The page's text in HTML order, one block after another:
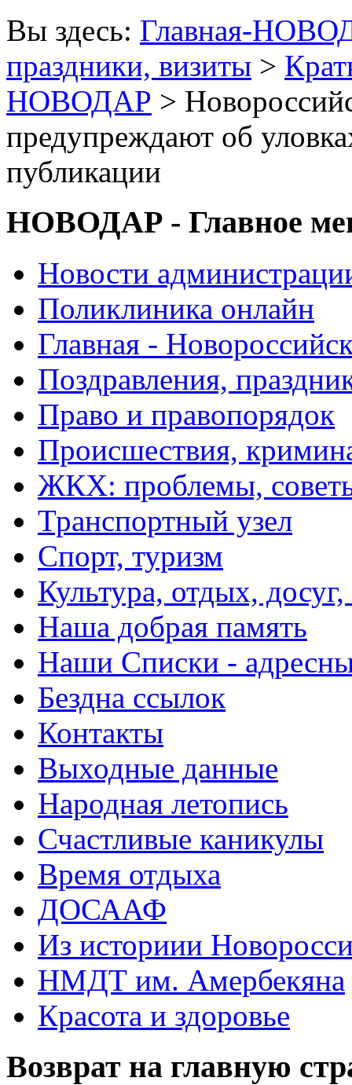
Вы здесь: Главная-
праздники, визиты >
НОВОДАР >
предупреждают об
публикации
НОВОДАР - Главное
Новости
Поликлиника онлайн
Главная -
Поздравления,
Право и правопорядок
Происшествия,
ЖКХ: проблемы,
Транспортный узел
Спорт, туризм
Культура, отдых,
Наша добрая память
Наши Списки -
Бездна ссылок
Контакты
Выходные данные
Народная летопись
Счастливые каникулы
Время отдыха
ДОСААФ
Из историии
НМДТ им. Амербекяна
Красота и здоровье
Возврат на главную